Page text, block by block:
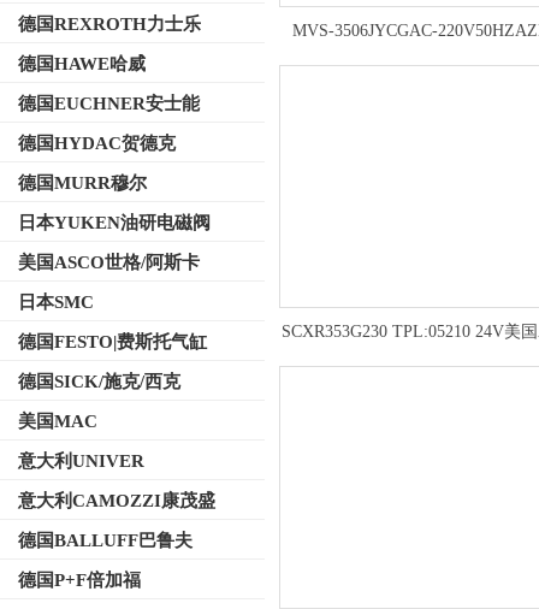
德国REXROTH力士乐
德国HAWE哈威
德国EUCHNER安士能
德国HYDAC贺德克
德国MURR穆尔
日本YUKEN油研电磁阀
美国ASCO世格/阿斯卡
日本SMC
德国FESTO|费斯托气缸
德国SICK/施克/西克
美国MAC
意大利UNIVER
意大利CAMOZZI康茂盛
德国BALLUFF巴鲁夫
德国P+F倍加福
MVS-3506JYCGAC-
SCXR353G230 TPL:05210 24V美